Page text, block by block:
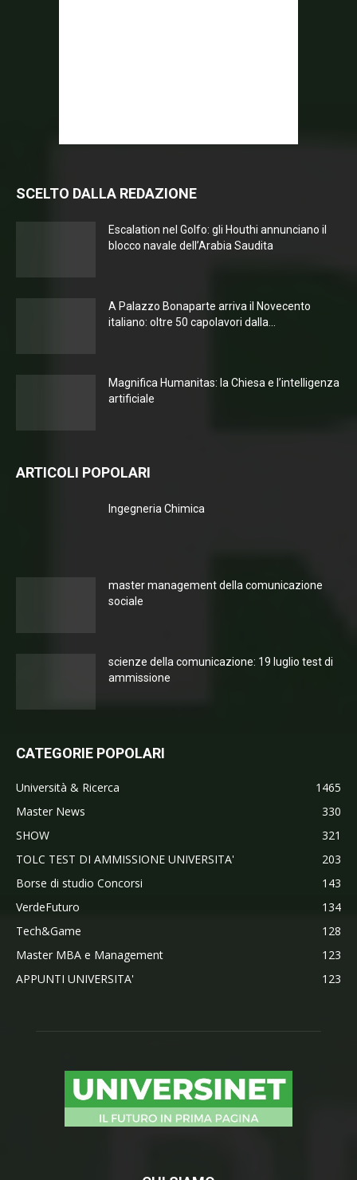
SCELTO DALLA REDAZIONE
Escalation nel Golfo: gli Houthi annunciano il
blocco navale dell’Arabia Saudita
A Palazzo Bonaparte arriva il Novecento
italiano: oltre 50 capolavori dalla...
Magnifica Humanitas: la Chiesa e l’intelligenza
artificiale
ARTICOLI POPOLARI
Ingegneria Chimica
master management della comunicazione
sociale
scienze della comunicazione: 19 luglio test di
ammissione
CATEGORIE POPOLARI
Università & Ricerca
1465
Master News
330
SHOW
321
TOLC TEST DI AMMISSIONE UNIVERSITA'
203
Borse di studio Concorsi
143
VerdeFuturo
134
Tech&Game
128
Master MBA e Management
123
APPUNTI UNIVERSITA'
123